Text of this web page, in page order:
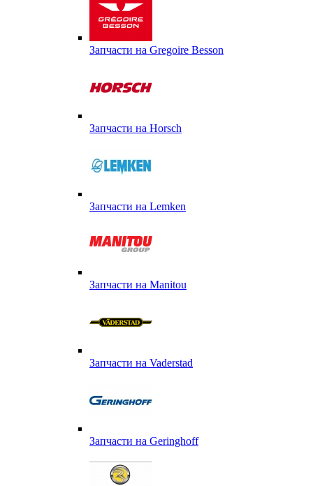
Запчасти на Gregoire Besson
Запчасти на Horsch
Запчасти на Lemken
Запчасти на Manitou
Запчасти на Vaderstad
Запчасти на Geringhoff